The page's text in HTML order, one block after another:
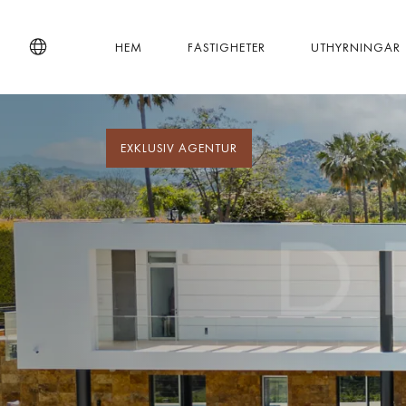
HEM FASTIGHETER UTHYRNINGAR
EXKLUSIV AGENTUR